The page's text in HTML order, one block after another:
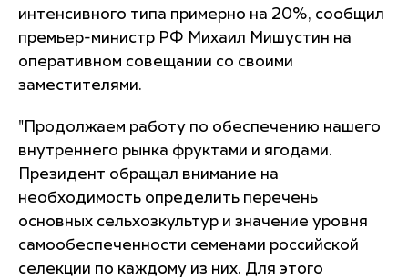
интенсивного типа примерно на 20%, сообщил
премьер-министр РФ Михаил Мишустин на
оперативном совещании со своими
заместителями.
"Продолжаем работу по обеспечению нашего
внутреннего рынка фруктами и ягодами.
Президент обращал внимание на
необходимость определить перечень
основных сельхозкультур и значение уровня
самообеспеченности семенами российской
селекции по каждому из них. Для этого